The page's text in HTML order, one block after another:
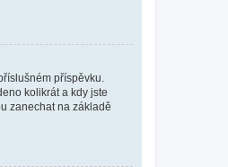
příspěvku.
kolikrát a kdy jste
zanechat na základě